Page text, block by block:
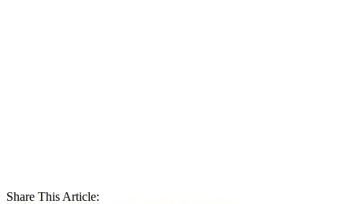
Share This Article: